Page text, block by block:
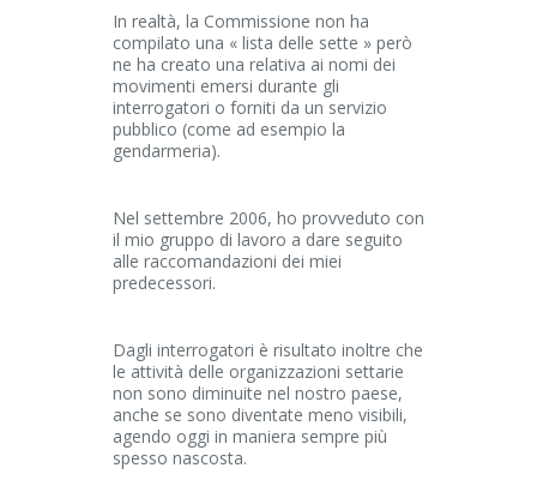
In realtà, la Commissione non ha
compilato una « lista delle sette » però
ne ha creato una relativa ai nomi dei
movimenti emersi durante gli
interrogatori o forniti da un servizio
pubblico (come ad esempio la
gendarmeria).
Nel settembre 2006, ho provveduto con
il mio gruppo di lavoro a dare seguito
alle raccomandazioni dei miei
predecessori.
Dagli interrogatori è risultato inoltre che
le attività delle organizzazioni settarie
non sono diminuite nel nostro paese,
anche se sono diventate meno visibili,
agendo oggi in maniera sempre più
spesso nascosta.